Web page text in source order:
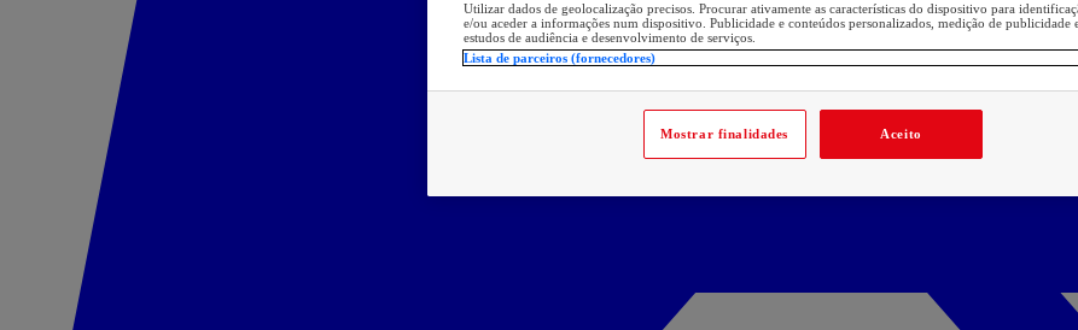
Utilizar dados de geolocalização precisos. Procurar ativamente as características do dispositivo para
e/ou aceder a informações num dispositivo. Publicidade e conteúdos personalizados, medição de publicidade
estudos de audiência e desenvolvimento de serviços.
Lista de parceiros (fornecedores)
Mostrar finalidades Aceito